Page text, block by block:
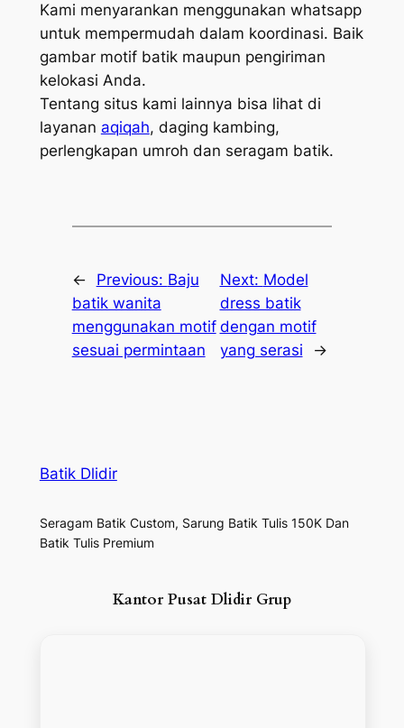
Kami menyarankan menggunakan whatsapp
untuk mempermudah dalam koordinasi. Baik
gambar motif batik maupun pengiriman
kelokasi Anda.
Tentang situs kami lainnya bisa lihat di
layanan aqiqah, daging kambing,
perlengkapan umroh dan seragam batik.
← Previous: Baju
batik wanita
menggunakan motif
sesuai permintaan
Next: Model
dress batik
dengan motif
yang serasi
→
Batik Dlidir
Seragam Batik Custom, Sarung Batik Tulis 150K Dan
Batik Tulis Premium
Kantor Pusat Dlidir Grup